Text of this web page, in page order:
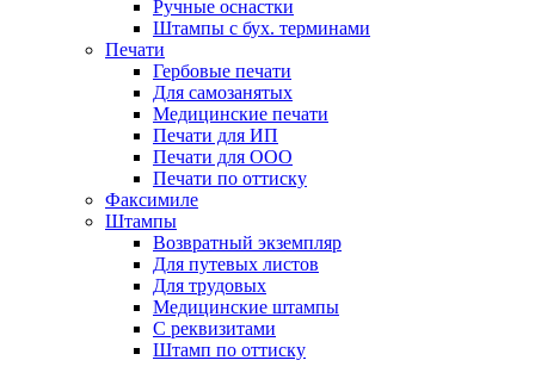
Ручные оснастки
Штампы с бух. терминами
Печати
Гербовые печати
Для самозанятых
Медицинские печати
Печати для ИП
Печати для ООО
Печати по оттиску
Факсимиле
Штампы
Возвратный экземпляр
Для путевых листов
Для трудовых
Медицинские штампы
С реквизитами
Штамп по оттиску